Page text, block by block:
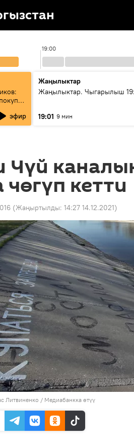
19:00
эфир
Жаңылыктар
Жаңылыктар. Чыгарылыш
19:01 9 мин
Чүй
чөгүп кетти
(Жаңыртылды: 14:27 14.12.2021)
Литвиненко / Медиабанкка өтүү